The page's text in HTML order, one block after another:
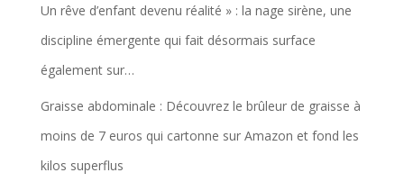
Un rêve d’enfant devenu réalité » : la nage sirène, une
discipline émergente qui fait désormais surface
également sur…
Graisse abdominale : Découvrez le brûleur de graisse à
moins de 7 euros qui cartonne sur Amazon et fond les
kilos superflus